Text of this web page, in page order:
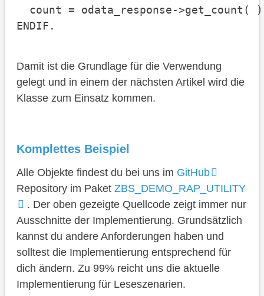
count = odata_response->get_count(
ENDIF.
Damit ist die Grundlage für die Verwendung
gelegt und in einem der nächsten Artikel wird die
Klasse zum Einsatz kommen.
Komplettes Beispiel
Alle Objekte findest du bei uns im GitHub
Repository im Paket ZBS_DEMO_RAP_UTILITY
. Der oben gezeigte Quellcode zeigt immer nur
Ausschnitte der Implementierung. Grundsätzlich
kannst du andere Anforderungen haben und
solltest die Implementierung entsprechend für
dich ändern. Zu 99% reicht uns die aktuelle
Implementierung für Leseszenarien.